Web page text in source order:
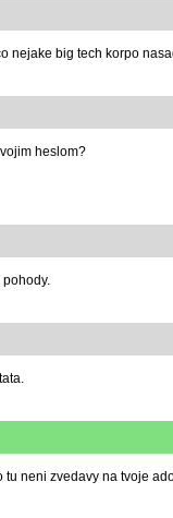
nejake big tech korpo
heslom?
pohody.
neni zvedavy na tvoje